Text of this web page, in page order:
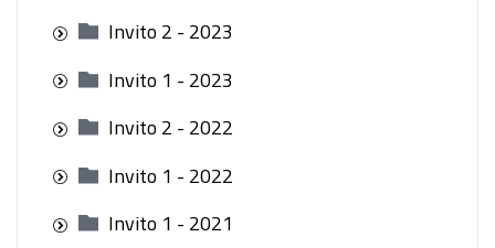
Invito 2 - 2023
Invito 1 - 2023
Invito 2 - 2022
Invito 1 - 2022
Invito 1 - 2021